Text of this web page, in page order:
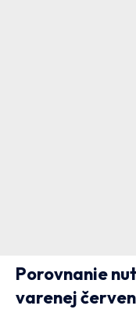
Porovnanie
varenej